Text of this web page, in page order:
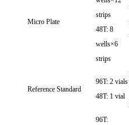
Micro Plate
strips
48T: 8
wells×6
strips
Reference Standard
96T: 2 vials
48T: 1 vial
96T: